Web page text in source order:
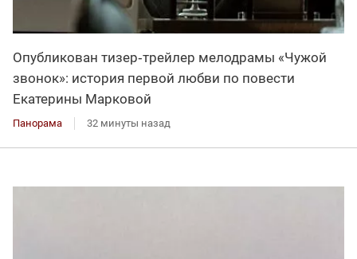
Опубликован тизер‑трейлер мелодрамы «Чужой
звонок»: история первой любви по повести
Екатерины Марковой
Панорама 32 минуты назад